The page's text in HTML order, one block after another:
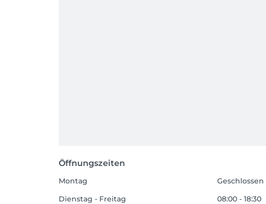
Öffnungszeiten
Montag
Geschlossen
Dienstag - Freitag
08:00 - 18:30